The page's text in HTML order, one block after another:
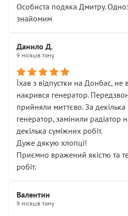
Особиста подяка Дмитру.
знайомим
Данило Д.
9 місяців тому
Їхав з відпустки на Донбас, не
накрився генератор.
прийняли миттєво. За
генератор, замінили радіатор
декілька суміжних робіт.
Дуже дякую хлопці!
Приємно вражений якістю та
робіт.
Валентин
9 місяців тому